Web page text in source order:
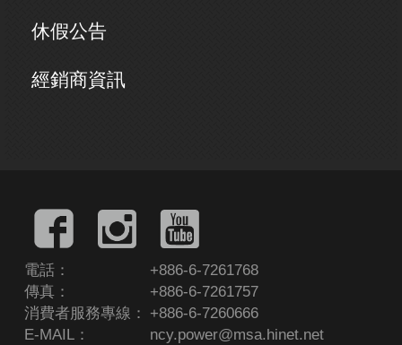
休假公告
經銷商資訊
電話：
+886-6-7261768
傳真：
+886-6-7261757
消費者服務專線：
+886-6-7260666
E-MAIL：
ncy.power@msa.hinet.net